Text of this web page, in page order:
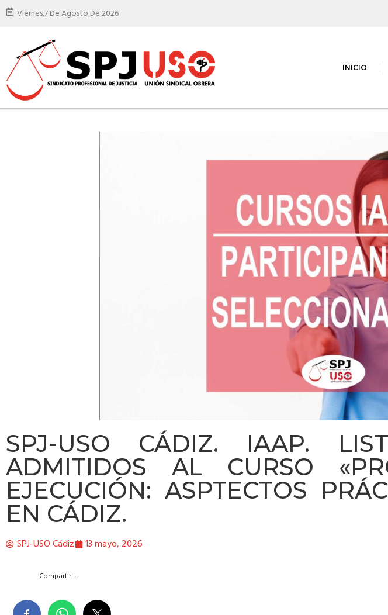
Viernes,7 De Agosto De 2026
INICIO
SPJ-USO CÁDIZ. IAAP.
ADMITIDOS AL CURSO
EJECUCIÓN: ASPTECTOS
EN CÁDIZ.
SPJ-USO Cádiz 13 mayo, 2026
Compartir….